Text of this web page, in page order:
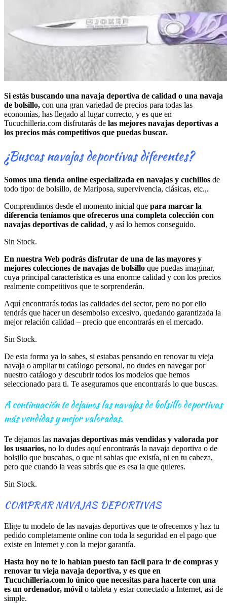
Si estás buscando una navaja deportiva de calidad o una navaja
de bolsillo, con una gran variedad de precios para todas las
economías, has llegado al lugar correcto, y es que en
Tucuchilleria.com disfrutarás de las mejores navajas deportivas a
los precios más competitivos que puedas buscar.
¿Buscas navajas deportivas diferentes?
Somos una tienda online especializada en navajas y cuchillos de
todo tipo: de bolsillo, de Mariposa, supervivencia, clásicas, etc.,.
Comprendimos desde el momento inicial que para marcar la
diferencia teníamos que ofreceros una completa colección con
navajas deportivas de calidad, y así lo hemos conseguido.
Sin Stock.
En nuestra Web podrás disfrutar de una de las mayores y
mejores colecciones de navajas de bolsillo que puedas imaginar,
cuya principal característica es una enorme calidad y con los precios
realmente competitivos que te sorprenderán.
Aquí encontrarás todas las calidades del sector, pero no por ello
tendrás que hacer un desembolso excesivo, quedando garantizada la
mejor relación calidad – precio que encontrarás en el mercado.
Sin Stock.
De esta forma ya lo sabes, si estabas pensando en renovar tu vieja
navaja o ampliar tu catálogo personal, no dudes en navegar por
nuestro catálogo y descubrir todos los modelos que hemos
seleccionado para ti. Te aseguramos que encontrarás lo que buscas.
A continuación te dejamos las navajas de bolsillo deportivas
más vendidas y mejor valoradas.
Te dejamos las navajas deportivas más vendidas y valorada por
los usuarios, no lo dudes aquí encontrarás la navaja deportiva o de
bolsillo que buscabas, o que ni sabias que existía, ni en tu cabeza,
pero que cuando la veas sabrás que es esa la que quieres.
Sin Stock.
COMPRAR NAVAJAS DEPORTIVAS
Elige tu modelo de las navajas deportivas que te ofrecemos y haz tu
pedido completamente online con toda la seguridad en el pago que
existe en Internet y con la mejor garantía.
Hasta hoy no te lo habían puesto tan fácil para ir de compras y
renovar tu vieja navaja deportiva, y es que en
Tucuchilleria.com lo único que necesitas para hacerte con una
es un ordenador, móvil o tableta y estar conectado a Internet, así de
simple.